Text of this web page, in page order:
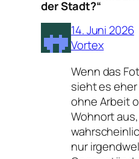
der Stadt?“
14. Juni 2026
Vortex
Wenn das
sieht es
ohne Arbeit
Wohnort
nur